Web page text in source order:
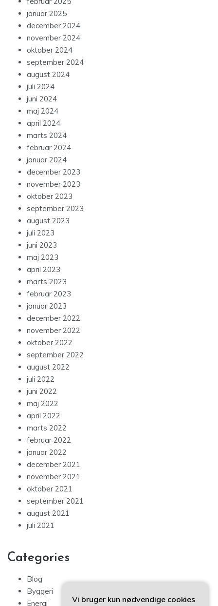
januar 2025
december 2024
november 2024
oktober 2024
september 2024
august 2024
juli 2024
juni 2024
maj 2024
april 2024
marts 2024
februar 2024
januar 2024
december 2023
november 2023
oktober 2023
september 2023
august 2023
juli 2023
juni 2023
maj 2023
april 2023
marts 2023
februar 2023
januar 2023
december 2022
november 2022
oktober 2022
september 2022
august 2022
juli 2022
juni 2022
maj 2022
april 2022
marts 2022
februar 2022
januar 2022
december 2021
november 2021
oktober 2021
september 2021
august 2021
juli 2021
Categories
Blog
Byggeri
Energi
Vi bruger kun nødvendige cookies